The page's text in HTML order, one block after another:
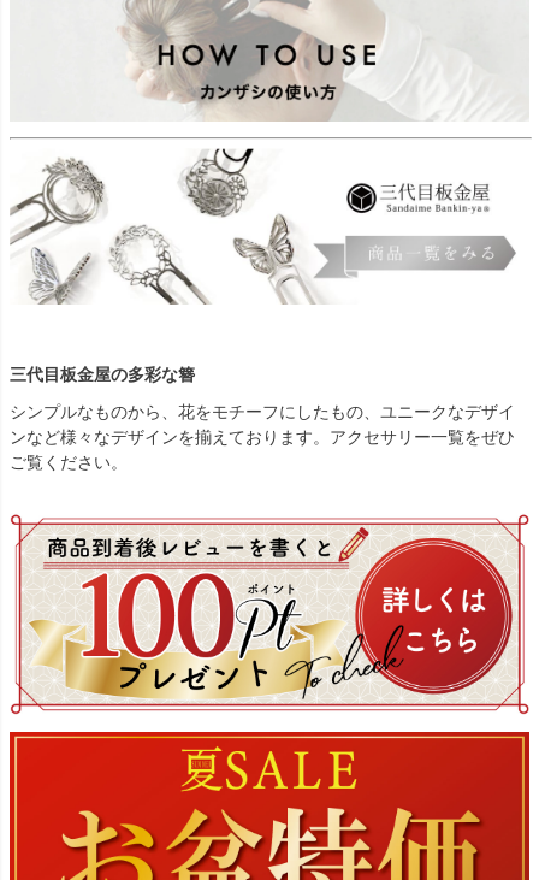
三代目板金屋の多彩な簪
シンプルなものから、花をモチーフにしたもの、ユニークなデザイ
ンなど様々なデザインを揃えております。アクセサリー一覧をぜひ
ご覧ください。